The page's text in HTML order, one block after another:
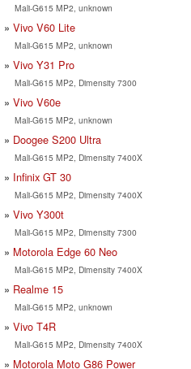
Mali-G615 MP2, unknown
Vivo V60 Lite
Mali-G615 MP2, unknown
Vivo Y31 Pro
Mali-G615 MP2, Dimensity 7300
Vivo V60e
Mali-G615 MP2, unknown
Doogee S200 Ultra
Mali-G615 MP2, Dimensity 7400X
Infinix GT 30
Mali-G615 MP2, Dimensity 7400X
Vivo Y300t
Mali-G615 MP2, Dimensity 7300
Motorola Edge 60 Neo
Mali-G615 MP2, Dimensity 7400X
Realme 15
Mali-G615 MP2, unknown
Vivo T4R
Mali-G615 MP2, Dimensity 7400X
Motorola Moto G86 Power